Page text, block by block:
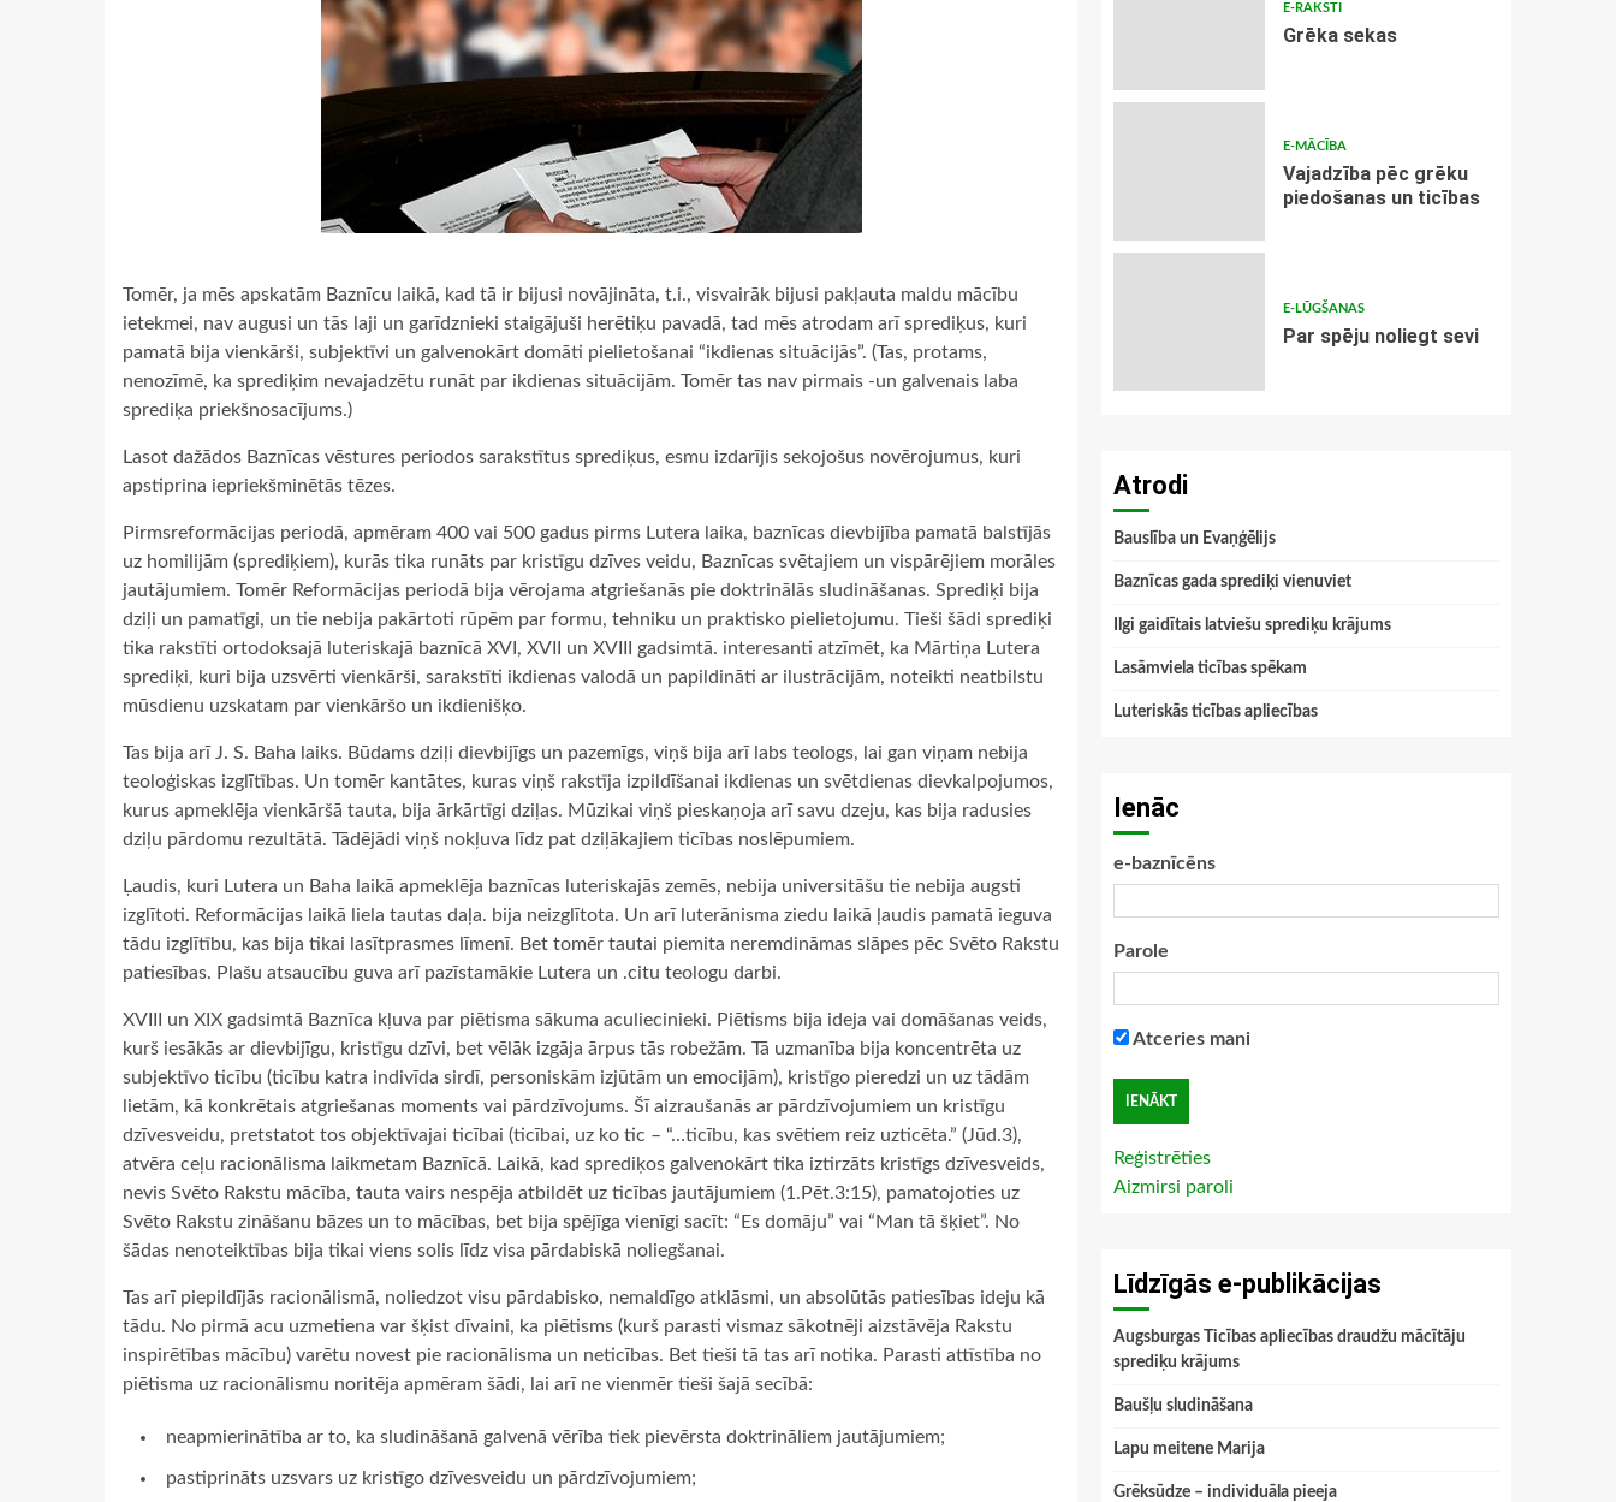
Tomēr, ja mēs apskatām Baznīcu laikā, kad tā ir bijusi novājināta, t.i., visvairāk bijusi pakļauta maldu mācību
ietekmei, nav augusi un tās laji un garīdznieki staigājuši herētiķu pavadā, tad mēs atrodam arī sprediķus, kuri
pamatā bija vienkārši, subjektīvi un galvenokārt domāti pielietošanai “ikdienas situācijās”. (Tas, protams,
nenozīmē, ka sprediķim nevajadzētu runāt par ikdienas situācijām. Tomēr tas nav pirmais -un galvenais laba
sprediķa priekšnosacījums.)
Lasot dažādos Baznīcas vēstures periodos sarakstītus sprediķus, esmu izdarījis sekojošus novērojumus, kuri
apstiprina iepriekšminētās tēzes.
Pirmsreformācijas periodā, apmēram 400 vai 500 gadus pirms Lutera laika, baznīcas dievbijība pamatā balstījās
uz homilijām (sprediķiem), kurās tika runāts par kristīgu dzīves veidu, Baznīcas svētajiem un vispārējiem morāles
jautājumiem. Tomēr Reformācijas periodā bija vērojama atgriešanās pie doktrinālās sludināšanas. Sprediķi bija
dziļi un pamatīgi, un tie nebija pakārtoti rūpēm par formu, tehniku un praktisko pielietojumu. Tieši šādi sprediķi
tika rakstīti ortodoksajā luteriskajā baznīcā XVI, XVII un XVIII gadsimtā. interesanti atzīmēt, ka Mārtiņa Lutera
sprediķi, kuri bija uzsvērti vienkārši, sarakstīti ikdienas valodā un papildināti ar ilustrācijām, noteikti neatbilstu
mūsdienu uzskatam par vienkāršo un ikdienišķo.
Tas bija arī J. S. Baha laiks. Būdams dziļi dievbijīgs un pazemīgs, viņš bija arī labs teologs, lai gan viņam nebija
teoloģiskas izglītības. Un tomēr kantātes, kuras viņš rakstīja izpildīšanai ikdienas un svētdienas dievkalpojumos,
kurus apmeklēja vienkāršā tauta, bija ārkārtīgi dziļas. Mūzikai viņš pieskaņoja arī savu dzeju, kas bija radusies
dziļu pārdomu rezultātā. Tādējādi viņš nokļuva līdz pat dziļākajiem ticības noslēpumiem.
Ļaudis, kuri Lutera un Baha laikā apmeklēja baznīcas luteriskajās zemēs, nebija universitāšu tie nebija augsti
izglītoti. Reformācijas laikā liela tautas daļa. bija neizglītota. Un arī luterānisma ziedu laikā ļaudis pamatā ieguva
tādu izglītību, kas bija tikai lasītprasmes līmenī. Bet tomēr tautai piemita neremdināmas slāpes pēc Svēto Rakstu
patiesības. Plašu atsaucību guva arī pazīstamākie Lutera un .citu teologu darbi.
XVIII un XIX gadsimtā Baznīca kļuva par piētisma sākuma aculiecinieki. Piētisms bija ideja vai domāšanas veids,
kurš iesākās ar dievbijīgu, kristīgu dzīvi, bet vēlāk izgāja ārpus tās robežām. Tā uzmanība bija koncentrēta uz
subjektīvo ticību (ticību katra indivīda sirdī, personiskām izjūtām un emocijām), kristīgo pieredzi un uz tādām
lietām, kā konkrētais atgriešanas moments vai pārdzīvojums. Šī aizraušanās ar pārdzīvojumiem un kristīgu
dzīvesveidu, pretstatot tos objektīvajai ticībai (ticībai, uz ko tic – “…ticību, kas svētiem reiz uzticēta.” (Jūd.3),
atvēra ceļu racionālisma laikmetam Baznīcā. Laikā, kad sprediķos galvenokārt tika iztirzāts kristīgs dzīvesveids,
nevis Svēto Rakstu mācība, tauta vairs nespēja atbildēt uz ticības jautājumiem (1.Pēt.3:15), pamatojoties uz
Svēto Rakstu zināšanu bāzes un to mācības, bet bija spējīga vienīgi sacīt: “Es domāju” vai “Man tā šķiet”. No
šādas nenoteiktības bija tikai viens solis līdz visa pārdabiskā noliegšanai.
Tas arī piepildījās racionālismā, noliedzot visu pārdabisko, nemaldīgo atklāsmi, un absolūtās patiesības ideju kā
tādu. No pirmā acu uzmetiena var šķist dīvaini, ka piētisms (kurš parasti vismaz sākotnēji aizstāvēja Rakstu
inspirētības mācību) varētu novest pie racionālisma un neticības. Bet tieši tā tas arī notika. Parasti attīstība no
piētisma uz racionālismu noritēja apmēram šādi, lai arī ne vienmēr tieši šajā secībā:
neapmierinātība ar to, ka sludināšanā galvenā vērība tiek pievērsta doktrināliem jautājumiem;
pastiprināts uzsvars uz kristīgo dzīvesveidu un pārdzīvojumiem;
E-RAKSTI
Grēka sekas
E-MĀCĪBA
Vajadzība pēc grēku
piedošanas un ticības
E-LŪGŠANAS
Par spēju noliegt sevi
Atrodi
Bauslība un Evaņģēlijs
Baznīcas gada sprediķi vienuviet
Ilgi gaidītais latviešu sprediķu krājums
Lasāmviela ticības spēkam
Luteriskās ticības apliecības
Ienāc
e-baznīcēns
Parole
Atceries mani
Reģistrēties
Aizmirsi paroli
Līdzīgās e-publikācijas
Augsburgas Ticības apliecības draudžu mācītāju
sprediķu krājums
Baušļu sludināšana
Lapu meitene Marija
Grēksūdze – individuāla pieeja